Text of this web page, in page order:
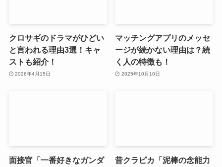
クロサギのドラマがひどい
と言われる理由3選！キャ
ストも紹介！
2026年4月15日
マッチングアプリのメッセ
ージが続かない理由は？続
く人の特徴も！
2025年10月10日
面接官「一番好きなガンダ
昔クラピカ「泥棒の念能力